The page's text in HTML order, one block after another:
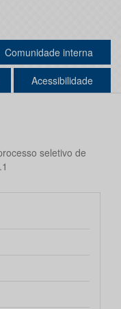
Comunidade interna
Acessibilidade
seletivo de